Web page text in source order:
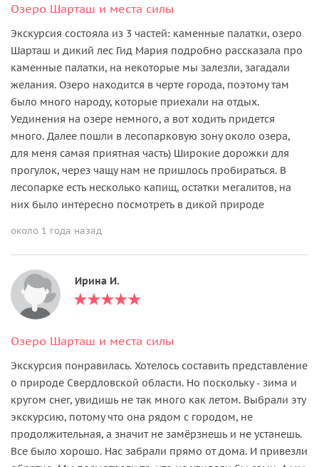
Озеро Шарташ и места силы
Экскурсия состояла из 3 частей: каменные палатки, озеро
Шарташ и дикий лес Гид Мария подробно рассказала про
каменные палатки, на некоторые мы залезли, загадали
желания. Озеро находится в черте города, поэтому там
было много народу, которые приехали на отдых.
Уединения на озере немного, а вот ходить придется
много. Далее пошли в лесопарковую зону около озера,
для меня самая приятная часть) Широкие дорожки для
прогулок, через чащу нам не пришлось пробираться. В
лесопарке есть несколько капищ, остатки мегалитов, на
них было интересно посмотреть в дикой природе
около 1 года назад
Ирина И.
Озеро Шарташ и места силы
Экскурсия понравилась. Хотелось составить представление
о природе Свердловской области. Но поскольку - зима и
кругом снег, увидишь не так много как летом. Выбрали эту
экскурсию, потому что она рядом с городом, не
продолжительная, а значит не замёрзнешь и не устанешь.
Все было хорошо. Нас забрали прямо от дома. И привезли